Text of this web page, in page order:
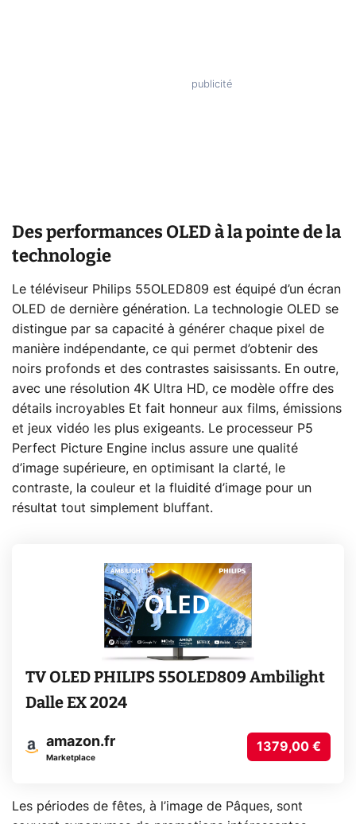
Des performances OLED à la pointe de la
technologie
Le téléviseur Philips 55OLED809 est équipé d’un écran
OLED de dernière génération. La technologie OLED se
distingue par sa capacité à générer chaque pixel de
manière indépendante, ce qui permet d’obtenir des
noirs profonds et des contrastes saisissants. En outre,
avec une résolution 4K Ultra HD, ce modèle offre des
détails incroyables Et fait honneur aux films, émissions
et jeux vidéo les plus exigeants. Le processeur P5
Perfect Picture Engine inclus assure une qualité
d’image supérieure, en optimisant la clarté, le
contraste, la couleur et la fluidité d’image pour un
résultat tout simplement bluffant.
TV OLED PHILIPS 55OLED809 Ambilight
Dalle EX 2024
amazon.fr
Marketplace
1379,00 €
Les périodes de fêtes, à l’image de Pâques, sont